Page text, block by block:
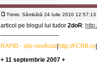
Trimis: Sâmbătă 24 Iulie 2010 12:57:13
articol pe blogul lui tudor 2doR:
RAPID - site neoficial http://FCRB.ro
+ 11 septembrie 2007 +